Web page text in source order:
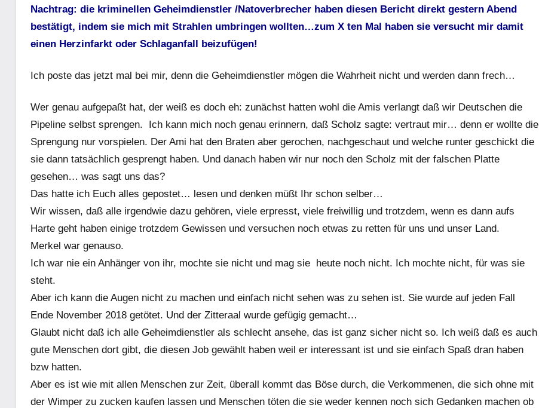
Nachtrag: die kriminellen Geheimdienstler /Natoverbrecher haben diesen Bericht direkt gestern Abend
bestätigt, indem sie mich mit Strahlen umbringen wollten…zum X ten Mal haben sie versucht mir damit
einen Herzinfarkt oder Schlaganfall beizufügen!
Ich poste das jetzt mal bei mir, denn die Geheimdienstler mögen die Wahrheit nicht und werden dann frech…
Wer genau aufgepaßt hat, der weiß es doch eh: zunächst hatten wohl die Amis verlangt daß wir Deutschen die
Pipeline selbst sprengen. Ich kann mich noch genau erinnern, daß Scholz sagte: vertraut mir… denn er wollte die
Sprengung nur vorspielen. Der Ami hat den Braten aber gerochen, nachgeschaut und welche runter geschickt die
sie dann tatsächlich gesprengt haben. Und danach haben wir nur noch den Scholz mit der falschen Platte
gesehen… was sagt uns das?
Das hatte ich Euch alles gepostet… lesen und denken müßt Ihr schon selber…
Wir wissen, daß alle irgendwie dazu gehören, viele erpresst, viele freiwillig und trotzdem, wenn es dann aufs
Harte geht haben einige trotzdem Gewissen und versuchen noch etwas zu retten für uns und unser Land.
Merkel war genauso.
Ich war nie ein Anhänger von ihr, mochte sie nicht und mag sie heute noch nicht. Ich mochte nicht, für was sie
steht.
Aber ich kann die Augen nicht zu machen und einfach nicht sehen was zu sehen ist. Sie wurde auf jeden Fall
Ende November 2018 getötet. Und der Zitteraal wurde gefügig gemacht…
Glaubt nicht daß ich alle Geheimdienstler als schlecht ansehe, das ist ganz sicher nicht so. Ich weiß daß es auch
gute Menschen dort gibt, die diesen Job gewählt haben weil er interessant ist und sie einfach Spaß dran haben
bzw hatten.
Aber es ist wie mit allen Menschen zur Zeit, überall kommt das Böse durch, die Verkommenen, die sich ohne mit
der Wimper zu zucken kaufen lassen und Menschen töten die sie weder kennen noch sich Gedanken machen ob